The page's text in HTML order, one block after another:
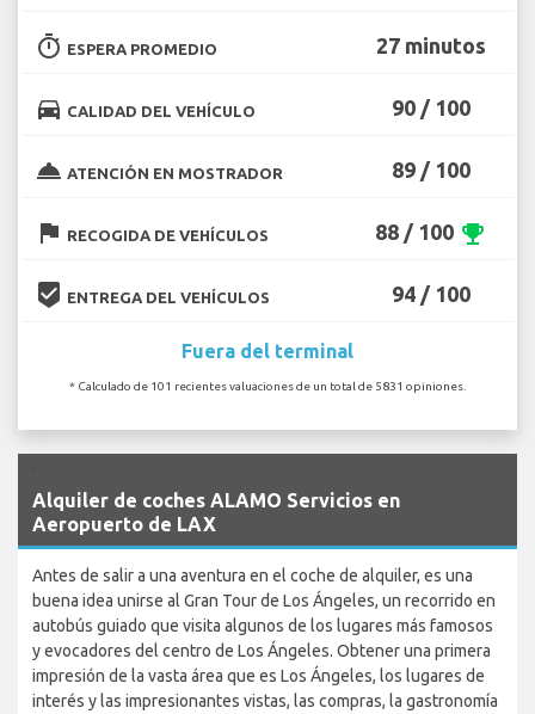
timer ESPERA PROMEDIO 27 minutos
directions_car CALIDAD DEL VEHÍCULO 90 / 100
room_service ATENCIÓN EN MOSTRADOR 89 / 100
flag RECOGIDA DE VEHÍCULOS 88 / 100 emoji_events
beenhere ENTREGA DEL VEHÍCULOS 94 / 100
Fuera del terminal
* Calculado de 101 recientes valuaciones de un total de 5831 opiniones.
Alquiler de coches ALAMO Servicios en
Aeropuerto de LAX
Antes de salir a una aventura en el coche de alquiler, es una
buena idea unirse al Gran Tour de Los Ángeles, un recorrido en
autobús guiado que visita algunos de los lugares más famosos
y evocadores del centro de Los Ángeles. Obtener una primera
impresión de la vasta área que es Los Ángeles, los lugares de
interés y las impresionantes vistas, las compras, la gastronomía